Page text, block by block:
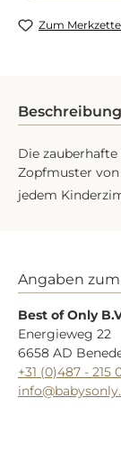
Zum
Beschreibung
Die
Zopfmuster
jedem
Angaben
Best of Only
Energieweg 22
6658 AD
+31 (0)487 - 215